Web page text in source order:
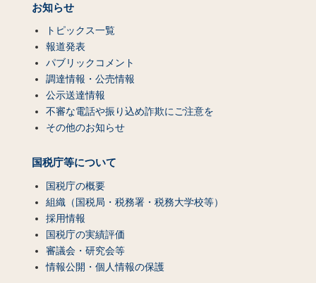
お知らせ
トピックス一覧
報道発表
パブリックコメント
調達情報・公売情報
公示送達情報
不審な電話や振り込め詐欺にご注意を
その他のお知らせ
国税庁等について
国税庁の概要
組織（国税局・税務署・税務大学校等）
採用情報
国税庁の実績評価
審議会・研究会等
情報公開・個人情報の保護